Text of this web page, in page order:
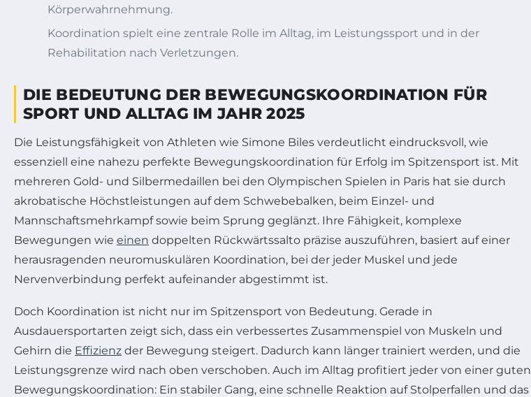
Körperwahrnehmung.
Koordination spielt eine zentrale Rolle im Alltag, im Leistungssport und in der
Rehabilitation nach Verletzungen.
DIE BEDEUTUNG DER BEWEGUNGSKOORDINATION FÜR
SPORT UND ALLTAG IM JAHR 2025
Die Leistungsfähigkeit von Athleten wie Simone Biles verdeutlicht eindrucksvoll, wie
essenziell eine nahezu perfekte Bewegungskoordination für Erfolg im Spitzensport ist. Mit
mehreren Gold- und Silbermedaillen bei den Olympischen Spielen in Paris hat sie durch
akrobatische Höchstleistungen auf dem Schwebebalken, beim Einzel- und
Mannschaftsmehrkampf sowie beim Sprung geglänzt. Ihre Fähigkeit, komplexe
Bewegungen wie einen doppelten Rückwärtssalto präzise auszuführen, basiert auf einer
herausragenden neuromuskulären Koordination, bei der jeder Muskel und jede
Nervenverbindung perfekt aufeinander abgestimmt ist.
Doch Koordination ist nicht nur im Spitzensport von Bedeutung. Gerade in
Ausdauersportarten zeigt sich, dass ein verbessertes Zusammenspiel von Muskeln und
Gehirn die Effizienz der Bewegung steigert. Dadurch kann länger trainiert werden, und die
Leistungsgrenze wird nach oben verschoben. Auch im Alltag profitiert jeder von einer guten
Bewegungskoordination: Ein stabiler Gang, eine schnelle Reaktion auf Stolperfallen und das